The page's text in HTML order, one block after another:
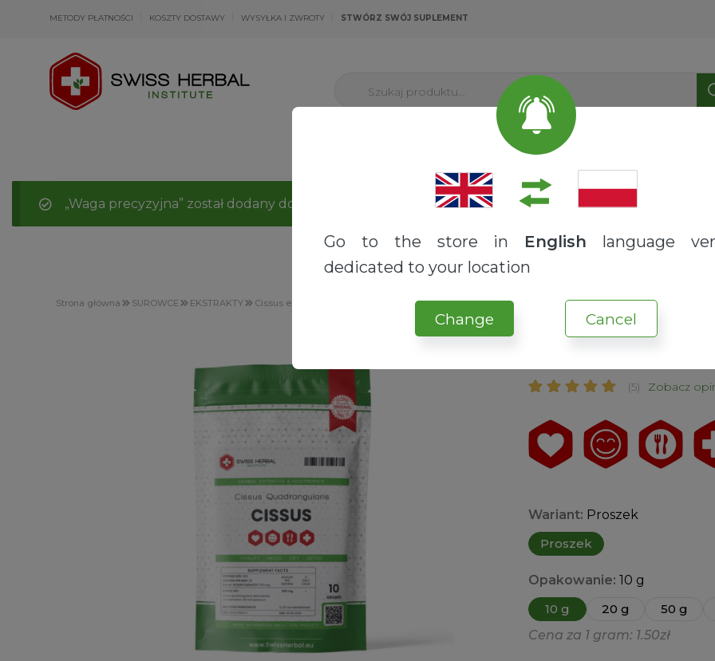
Go to the store in English language
dedicated to your location
Change Cancel
METODY PŁATNOŚCI KOSZTY DOSTAWY WYSYŁKA I ZWROTY STWÓRZ SWÓJ SUPLEMENT
Szukaj produktu...
USŁUGI
„Waga precyzyjna” został dodany do koszyka.
Strona główna SUROWCE EKSTRAKTY Cissus ekstrakt 20:1 | Cissus quadrangularis
SUROWCE
Cissus ekstrakt
na 5 na
podstawie
ocen
klientów
(5) Zobacz
Wariant: Proszek
Proszek
Opakowanie: 10 g
10 g
20 g 50 g
Cena za 1 gram: 1.50zł